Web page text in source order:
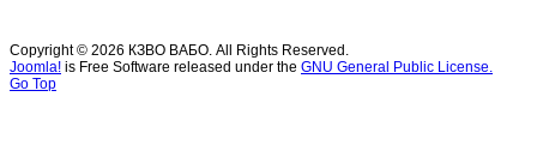
Copyright © 2026 КЗВО ВАБО. All Rights Reserved.
Joomla! is Free Software released under the GNU General Public License.
Go Top